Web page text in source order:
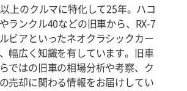
上のクルマに特化して25年。ハコ
ランクル40などの旧車から、RX-7
ビアといったネオクラシックカー
幅広く知識を有しています。旧車
ではの旧車の相場分析や考察、ク
売却に関わる情報をお届けしてい